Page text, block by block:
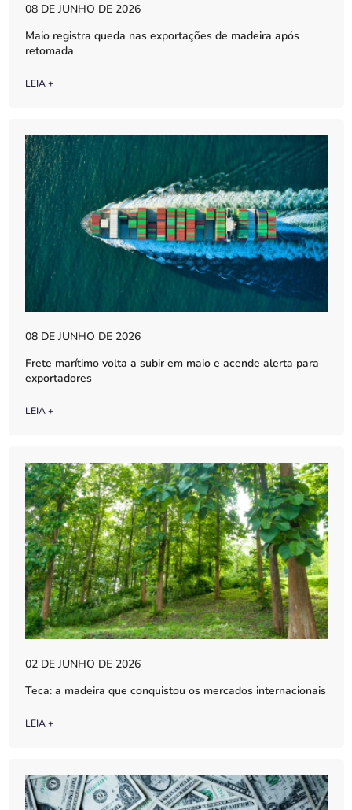
08 DE JUNHO DE 2026
Maio registra queda nas exportações de madeira após
retomada
LEIA +
08 DE JUNHO DE 2026
Frete marítimo volta a subir em maio e acende alerta para
exportadores
LEIA +
02 DE JUNHO DE 2026
Teca: a madeira que conquistou os mercados internacionais
LEIA +